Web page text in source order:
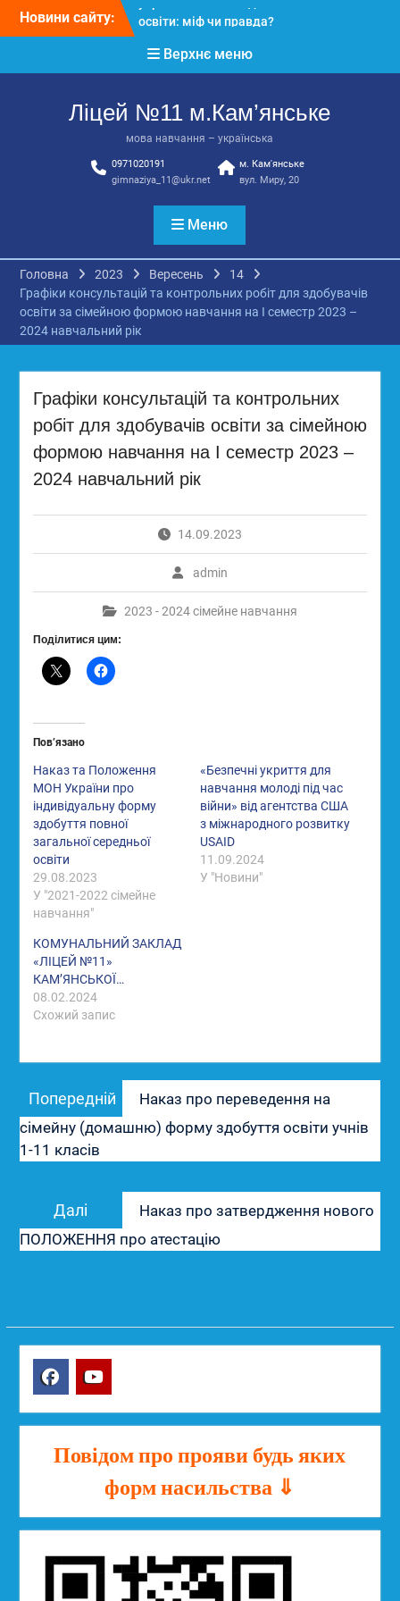
Новини сайту:
КЗ «Ліцей №11»
команди!
3 страхи, які найчастіше
виїхати з окупації
боротьби з дитячою
працею
Вступ з ТОТ до
українських закладів
освіти: міф чи правда?
Перевірте свої знання!
Верхнє меню
Ліцей №11 м.Кам’янське
мова навчання – українська
0971020191
gimnaziya_11@ukr.net
м. Кам'янське
вул. Миру, 20
Меню
Головна 2023 Вересень
14
Графіки консультацій та контрольних робіт для здобувачів
освіти за сімейною формою навчання на І семестр 2023 –
2024 навчальний рік
Графіки консультацій та контрольних
робіт для здобувачів освіти за сімейною
формою навчання на І семестр 2023 –
2024 навчальний рік
14.09.2023
admin
2023 - 2024 сімейне навчання
Поділитися цим:
Пов’язано
Наказ та Положення
МОН України про
індивідуальну форму
здобуття повної
загальної середньої
освіти
29.08.2023
У "2021-2022 сімейне
навчання"
«Безпечні укриття для
навчання молоді під час
війни» від агентства США
з міжнародного розвитку
USAID
11.09.2024
У "Новини"
КОМУНАЛЬНИЙ ЗАКЛАД
«ЛІЦЕЙ №11»
КАМ’ЯНСЬКОЇ…
08.02.2024
Схожий запис
записів
Попередній
запис:
Наказ про переведення на
сімейну (домашню) форму здобуття освіти учнів
1-11 класів
Далі
запис:
Наказ про затвердження нового
ПОЛОЖЕННЯ про атестацію
Повідом про прояви будь яких
форм насильства ⇓